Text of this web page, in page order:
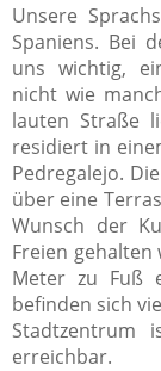
Unsere
Spaniens. Bei
uns wichtig,
nicht wie
lauten Straße
residiert in
Pedregalejo.
über eine
Wunsch der
Freien
Meter zu Fuß
befinden sich
Stadtzentrum
erreichbar.